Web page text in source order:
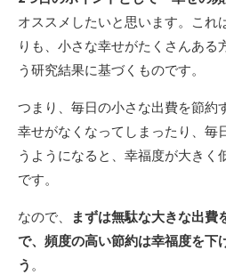
オススメしたいと思います。これ
りも、小さな幸せがたくさんある
う研究結果に基づくものです。
つまり、毎日の小さな出費を節約
幸せがなくなってしまったり、毎
うようになると、幸福度が大きく
です。
なので、
まずは無駄な大きな出費
で、頻度の高い節約は幸福度を下
う 。